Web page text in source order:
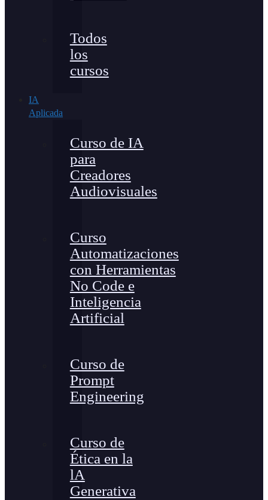
Todos
los
cursos
IA
Aplicada
Curso de IA
para
Creadores
Audiovisuales
Curso
Automatizaciones
con Herramientas
No Code e
Inteligencia
Artificial
Curso de
Prompt
Engineering
Curso de
Ética en la
lA
Generativa